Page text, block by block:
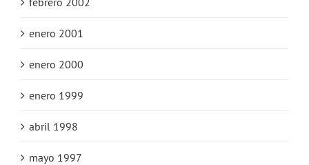
enero 2001
enero 2000
enero 1999
abril 1998
mayo 1997